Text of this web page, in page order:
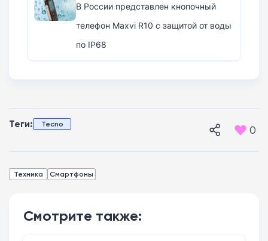
В России представлен кнопочный
телефон Maxvi R10 с защитой от воды
по IP68
Теги: Tecno 0
Техника Смартфоны
Смотрите также: